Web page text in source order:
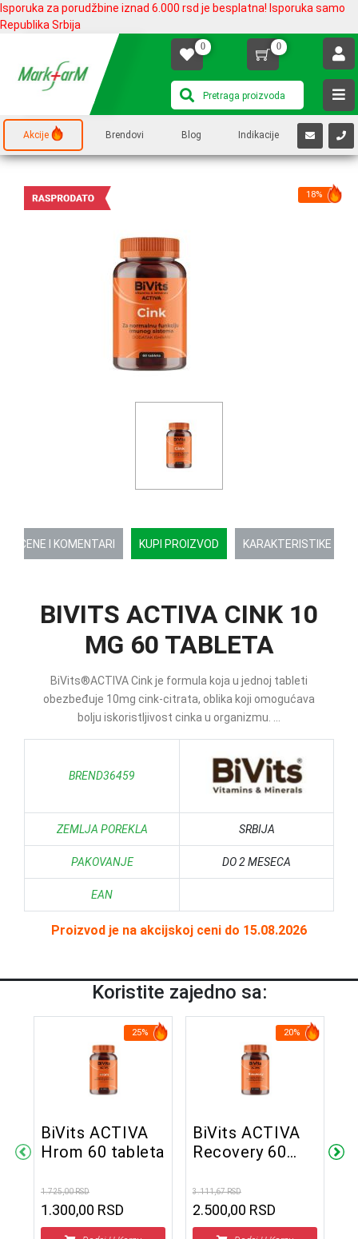
Isporuka za porudžbine iznad 6.000 rsd je besplatna! Isporuka samo
Republika Srbija
0 0
Akcije Brendovi Blog Indikacije
OCENE I KOMENTARI KUPI PROIZVOD KARAKTERISTIKE
18%
BIVITS ACTIVA CINK 10
MG 60 TABLETA
BiVits®ACTIVA Cink je formula koja u jednoj tableti
obezbeđuje 10mg cink-citrata, oblika koji omogućava
bolju iskoristljivost cinka u organizmu. ...
BREND36459
ZEMLJA POREKLA SRBIJA
PAKOVANJE DO 2 MESECA
EAN
Proizvod je na akcijskoj ceni do 15.08.2026
Koristite zajedno sa:
25%
BiVits ACTIVA
Hrom 60 tableta
1.725,00 RSD
1.300,00 RSD
20%
BiVits ACTIVA
Recovery 60
3.111,67 RSD
2.500,00 RSD